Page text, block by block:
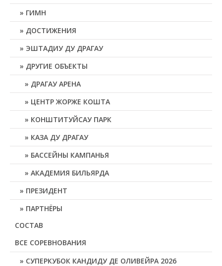
ГИМН
ДОСТИЖЕНИЯ
ЭШТАДИУ ДУ ДРАГАУ
ДРУГИЕ ОБЪЕКТЫ
ДРАГАУ АРЕНА
ЦЕНТР ЖОРЖЕ КОШТА
КОНШТИТУЙСАУ ПАРК
КАЗА ДУ ДРАГАУ
БАССЕЙНЫ КАМПАНЬЯ
АКАДЕМИЯ БИЛЬЯРДА
ПРЕЗИДЕНТ
ПАРТНЁРЫ
СОСТАВ
ВСЕ СОРЕВНОВАНИЯ
СУПЕРКУБОК КАНДИДУ ДЕ ОЛИВЕЙРА 2026